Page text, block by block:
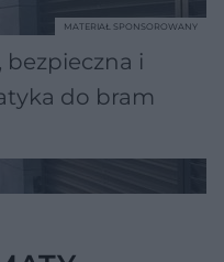
bezpieczna i
do bram
MATERIAŁ SPONSOROWANY